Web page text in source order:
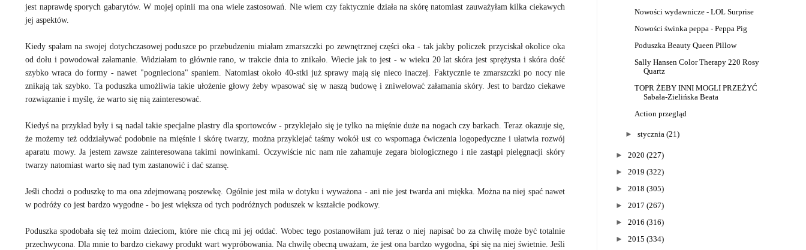
jest naprawdę sporych gabarytów. W mojej opinii ma ona wiele zastosowań. Nie wiem czy faktycznie działa na skórę natomiast zauważyłam kilka ciekawych
jej aspektów.
Kiedy spałam na swojej dotychczasowej poduszce po przebudzeniu miałam zmarszczki po zewnętrznej części oka - tak jakby policzek przyciskał okolice oka
od dołu i powodował załamanie. Widziałam to głównie rano, w trakcie dnia to znikało. Wiecie jak to jest - w wieku 20 lat skóra jest sprężysta i skóra dość
szybko wraca do formy - nawet "pognieciona" spaniem. Natomiast około 40-stki już sprawy mają się nieco inaczej. Faktycznie te zmarszczki po nocy nie
znikają tak szybko. Ta poduszka umożliwia takie ułożenie głowy żeby wpasować się w naszą budowę i zniwelować załamania skóry. Jest to bardzo ciekawe
rozwiązanie i myślę, że warto się nią zainteresować.
Kiedyś na przykład były i są nadal takie specjalne plastry dla sportowców - przyklejało się je tylko na mięśnie duże na nogach czy barkach. Teraz okazuje się,
że możemy też oddziaływać podobnie na mięśnie i skórę twarzy, można przyklejać taśmy wokół ust co wspomaga ćwiczenia logopedyczne i ułatwia rozwój
aparatu mowy. Ja jestem zawsze zainteresowana takimi nowinkami. Oczywiście nic nam nie zahamuje zegara biologicznego i nie zastąpi pielęgnacji skóry
twarzy natomiast warto się nad tym zastanowić i dać szansę.
Jeśli chodzi o poduszkę to ma ona zdejmowaną poszewkę. Ogólnie jest miła w dotyku i wyważona - ani nie jest twarda ani miękka. Można na niej spać nawet
w podróży co jest bardzo wygodne - bo jest większa od tych podróżnych poduszek w kształcie podkowy.
Poduszka spodobała się też moim dzieciom, które nie chcą mi jej oddać. Wobec tego postanowiłam już teraz o niej napisać bo za chwilę może być totalnie
przechwycona. Dla mnie to bardzo ciekawy produkt wart wypróbowania. Na chwilę obecną uważam, że jest ona bardzo wygodna, śpi się na niej świetnie. Jeśli
Nowości wydawnicze - LOL Surprise
Nowości świnka peppa - Peppa Pig
Poduszka Beauty Queen Pillow
Sally Hansen Color Therapy 220 Rosy
Quartz
TOPR ŻEBY INNI MOGLI PRZEŻYĆ
Sabała-Zielińska Beata
Action przegląd
► stycznia (21)
► 2020 (227)
► 2019 (322)
► 2018 (305)
► 2017 (267)
► 2016 (316)
► 2015 (334)